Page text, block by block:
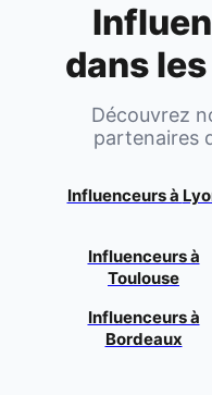
dans
Découvrez
partenaires
Influenceurs à
Influenceurs à
Toulouse
Influenceurs à
Bordeaux